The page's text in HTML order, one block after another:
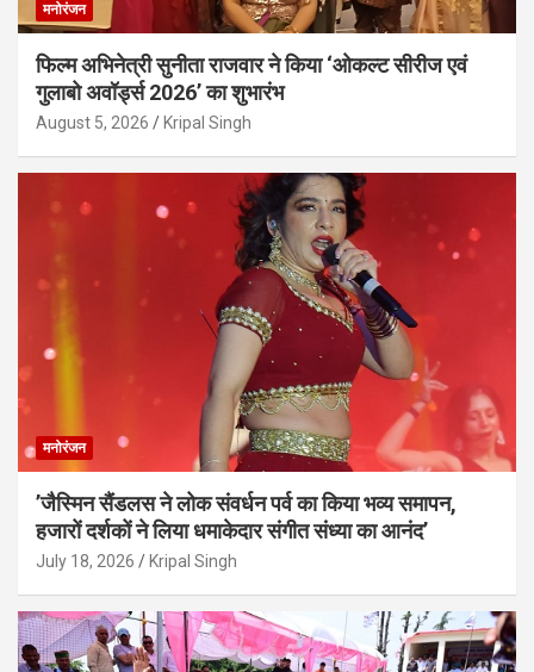
मनोरंजन
फिल्म अभिनेत्री सुनीता राजवार ने किया ‘ओकल्ट सीरीज एवं
गुलाबो अवॉर्ड्स 2026’ का शुभारंभ
August 5, 2026 Kripal Singh
मनोरंजन
’जैस्मिन सैंडलस ने लोक संवर्धन पर्व का किया भव्य समापन,
हजारों दर्शकों ने लिया धमाकेदार संगीत संध्या का आनंद’
July 18, 2026 Kripal Singh